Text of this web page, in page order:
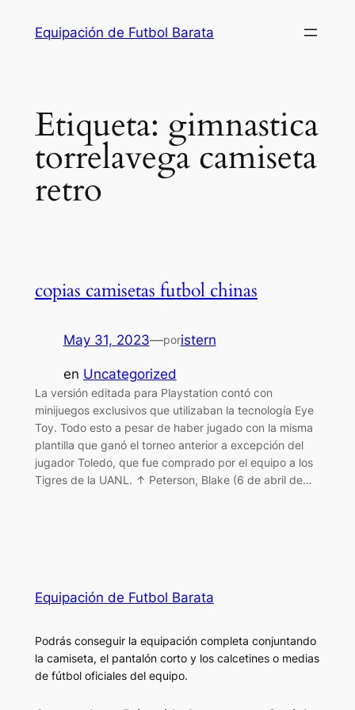
Equipación de Futbol Barata
Etiqueta: gimnastica
torrelavega camiseta
retro
copias camisetas futbol chinas
May 31, 2023—poristern
en Uncategorized
La versión editada para Playstation contó con
minijuegos exclusivos que utilizaban la tecnología Eye
Toy. Todo esto a pesar de haber jugado con la misma
plantilla que ganó el torneo anterior a excepción del
jugador Toledo, que fue comprado por el equipo a los
Tigres de la UANL. ↑ Peterson, Blake (6 de abril de…
Equipación de Futbol Barata
Podrás conseguir la equipación completa conjuntando
la camiseta, el pantalón corto y los calcetines o medias
de fútbol oficiales del equipo.